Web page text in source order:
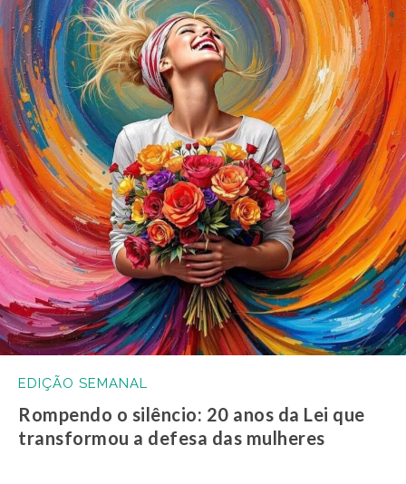
EDIÇÃO SEMANAL
Rompendo o silêncio: 20 anos da Lei que
transformou a defesa das mulheres